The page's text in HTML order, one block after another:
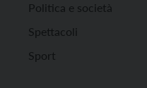
Politica e società
Spettacoli
Sport